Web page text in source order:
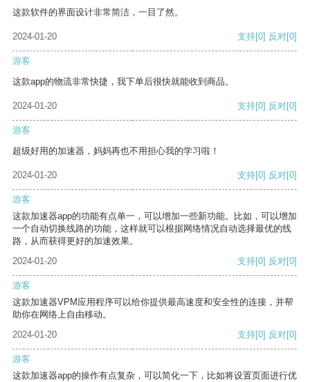
这款软件的界面设计非常简洁，一目了然。
2024-01-20 支持[0] 反对[0]
游客
这款app的物流非常快捷，我下单后很快就能收到商品。
2024-01-20 支持[0] 反对[0]
游客
超级好用的加速器，妈妈再也不用担心我的学习啦！
2024-01-20 支持[0] 反对[0]
游客
这款加速器app的功能有点单一，可以增加一些新功能。比如，可以增加
一个自动切换线路的功能，这样就可以根据网络情况自动选择最优的线
路，从而获得更好的加速效果。
2024-01-20
支持[0] 反对[0]
游客
这款加速器VPM应用程序可以给你提供最高速度和安全性的连接，并帮
助你在网络上自由移动。
2024-01-20
支持[0] 反对[0]
游客
这款加速器app的操作有点复杂，可以简化一下，比如将设置页面进行优